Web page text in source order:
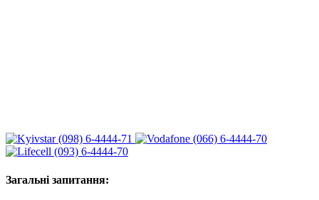
(098) 6-4444-71
(066) 6-4444-70
(093) 6-4444-70
Загальні запитання: